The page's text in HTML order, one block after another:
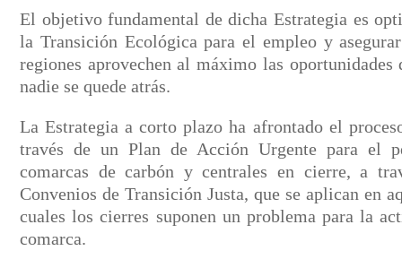
El objetivo fundamental de dicha Estrategia es
la Transición Ecológica para el empleo y
regiones aprovechen al máximo las oportunidades
nadie se quede atrás.
La Estrategia a corto plazo ha afrontado el
través de un Plan de Acción Urgente para el
comarcas de carbón y centrales en cierre, a
Convenios de Transición Justa, que se aplican en
cuales los cierres suponen un problema para la
comarca.